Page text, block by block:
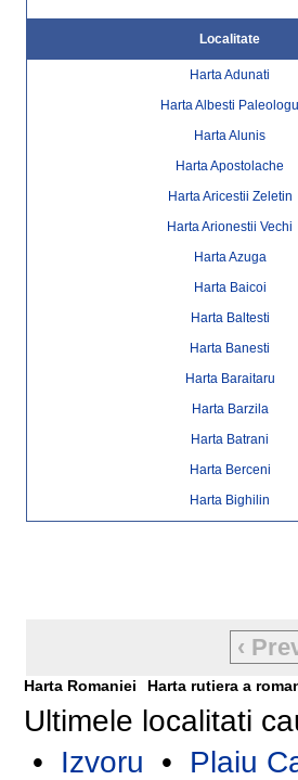
Localitate
Harta Adunati
Harta Albesti Paleologu
Harta Alunis
Harta Apostolache
Harta Aricestii Zeletin
Harta Arionestii Vechi
Harta Azuga
Harta Baicoi
Harta Baltesti
Harta Banesti
Harta Baraitaru
Harta Barzila
Harta Batrani
Harta Berceni
Harta Bighilin
‹
Harta Romaniei Harta rutiera a
Ultimele localitati
• Izvoru • Plaiu